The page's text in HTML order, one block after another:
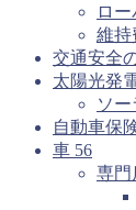
ロ
維持
交通安全
太陽光発
ソー
自動車保
車 56
専門